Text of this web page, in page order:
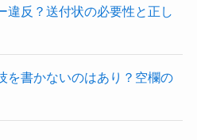
違反？送付状の必要性と正し
を書かないのはあり？空欄の